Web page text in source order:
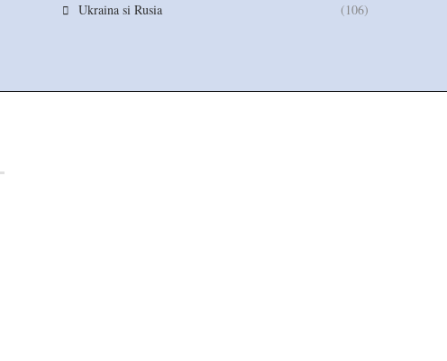
Ukraina si Rusia (106)